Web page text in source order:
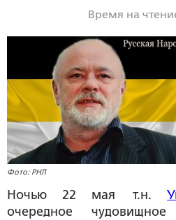
Время на
Фото: РНЛ
Ночью 22 мая т.н.
очередное